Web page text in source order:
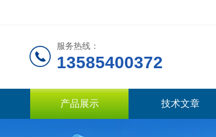
服务热线：
13585400372
产品展示 技术文章